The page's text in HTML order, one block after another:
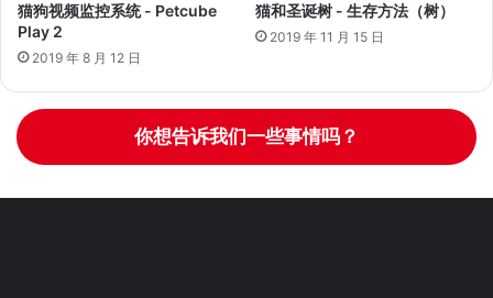
猫狗视频监控系统 - Petcube
Play 2
2019 年 8 月 12 日
猫和圣诞树 - 生存方法（树）
2019 年 11 月 15 日
你想告诉我们一些事情吗？